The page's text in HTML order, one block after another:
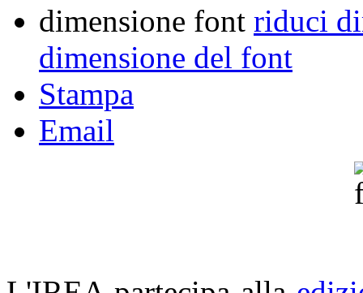
dimensione font riduci
dimensione del font
Stampa
Email